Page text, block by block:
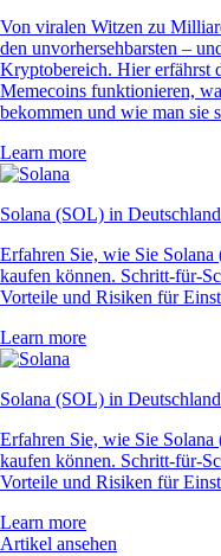
Von viralen Witzen zu
den unvorhersehbarsten –
Kryptobereich. Hier erfährst
Memecoins funktionieren,
bekommen und wie man sie
Learn more
Solana (SOL) in
Erfahren Sie, wie Sie
kaufen können. Schritt-für-
Vorteile und Risiken für
Learn more
Solana (SOL) in
Erfahren Sie, wie Sie
kaufen können. Schritt-für-
Vorteile und Risiken für
Learn more
Artikel ansehen